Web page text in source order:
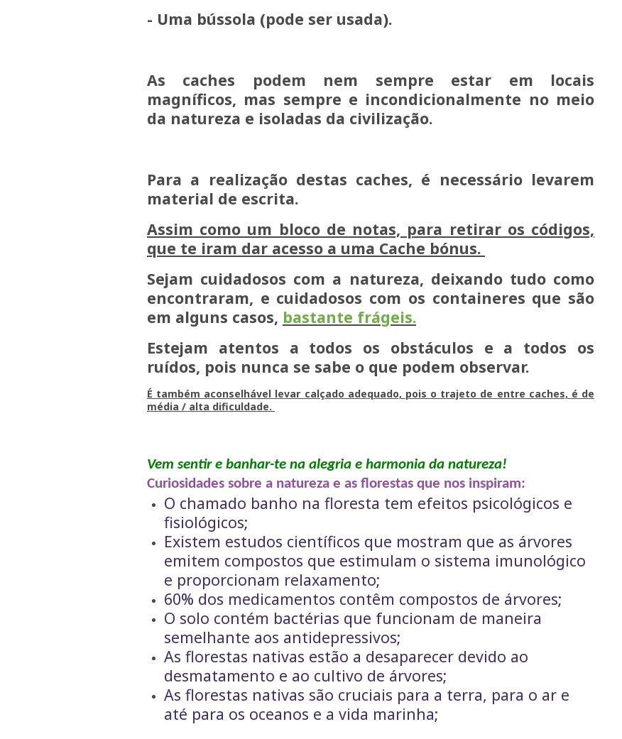
- Uma bússola (pode ser usada).
As caches podem nem sempre estar em locais
magníficos, mas sempre e incondicionalmente no meio
da natureza e isoladas da civilização.
Para a realização destas caches, é necessário levarem
material de escrita.
Assim como um bloco de notas, para retirar os códigos,
que te iram dar acesso a uma Cache bónus.
Sejam cuidadosos com a natureza, deixando tudo como
encontraram, e cuidadosos com os containeres que são
em alguns casos, bastante frágeis.
Estejam atentos a todos os obstáculos e a todos os
ruídos, pois nunca se sabe o que podem observar.
É também aconselhável levar calçado adequado, pois o trajeto de entre caches, é de
média / alta dificuldade.
Vem sentir e banhar-te na alegria e harmonia da natureza!
Curiosidades sobre a natureza e as florestas que nos inspiram:
O chamado banho na floresta tem efeitos psicológicos e
fisiológicos;
Existem estudos científicos que mostram que as árvores
emitem compostos que estimulam o sistema imunológico
e proporcionam relaxamento;
60% dos medicamentos contêm compostos de árvores;
O solo contém bactérias que funcionam de maneira
semelhante aos antidepressivos;
As florestas nativas estão a desaparecer devido ao
desmatamento e ao cultivo de árvores;
As florestas nativas são cruciais para a terra, para o ar e
até para os oceanos e a vida marinha;